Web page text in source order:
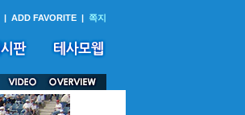
| ADD FAVORITE | 쪽지